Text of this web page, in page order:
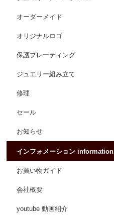
オーダーメイド
オリジナルロゴ
保護プレーティング
ジュエリー組み立て
修理
セール
お知らせ
インフォメーション information
お買い物ガイド
会社概要
youtube 動画紹介